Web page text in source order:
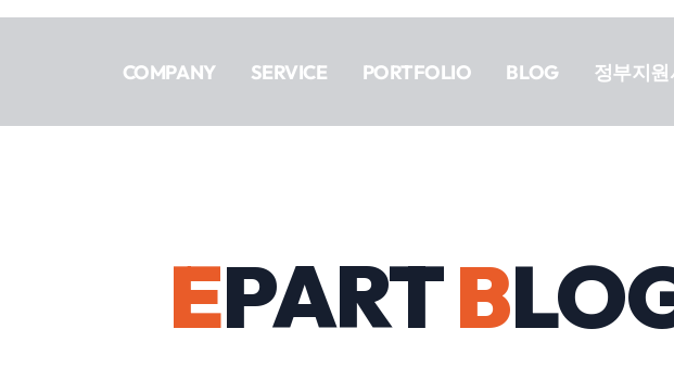
COMPANY SERVICE PORTFOLIO BLOG 정부지원
EPARTB